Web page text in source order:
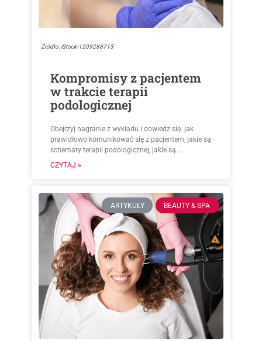
Źródło: iStock-1209288713
Kompromisy z pacjentem
w trakcie terapii
podologicznej
Obejrzyj nagranie z wykładu i dowiedz się: jak
prawidłowo komunikować się z pacjentem, jakie są
schematy terapii podologicznej, jakie są...
CZYTAJ »
ARTYKUŁY BEAUTY & SPA